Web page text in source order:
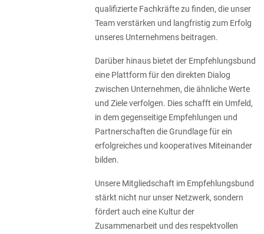
qualifizierte Fachkräfte zu finden, die unser
Team verstärken und langfristig zum Erfolg
unseres Unternehmens beitragen.
Darüber hinaus bietet der Empfehlungsbund
eine Plattform für den direkten Dialog
zwischen Unternehmen, die ähnliche Werte
und Ziele verfolgen. Dies schafft ein Umfeld,
in dem gegenseitige Empfehlungen und
Partnerschaften die Grundlage für ein
erfolgreiches und kooperatives Miteinander
bilden.
Unsere Mitgliedschaft im Empfehlungsbund
stärkt nicht nur unser Netzwerk, sondern
fördert auch eine Kultur der
Zusammenarbeit und des respektvollen